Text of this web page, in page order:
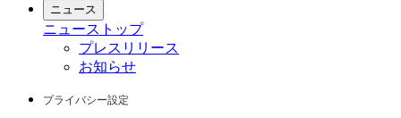
ニュース
ニュース トップ
プレスリリース
お知らせ
プライバシー設定